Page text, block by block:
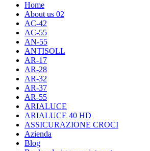
Home
About us 02
AC-42
AC-55
AN-55
ANTISOLL
AR-17
AR-28
AR-32
AR-37
AR-55
ARIALUCE
ARIALUCE 40 HD
ASSICURAZIONE CROCI
Azienda
Blog